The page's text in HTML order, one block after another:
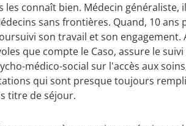
les connaît bien. Médecin généraliste,
sans frontières. Quand, 10 ans
son travail et son
que compte le Caso, assure le
médico-social sur l'accès aux
qui sont presque toujours
titre de séjour.